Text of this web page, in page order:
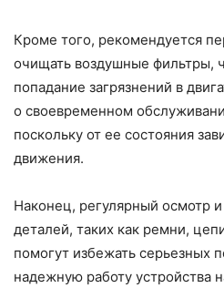
Кроме того, рекомендуется
очищать воздушные фильтры,
попадание загрязнений в
о своевременном
поскольку от ее состояния
движения.
Наконец, регулярный осмотр
деталей, таких как ремни,
помогут избежать серьезных
надежную работу устройства